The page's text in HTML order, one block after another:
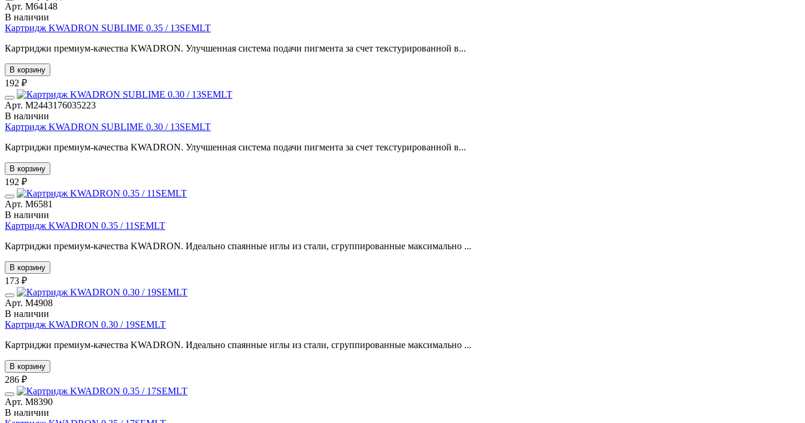
Арт. М64148
В наличии
Картридж KWADRON SUBLIME 0.35 / 13SEMLT
Картриджи премиум-качества KWADRON. Улучшенная система подачи пигмента за счет текстурированной в...
В корзину
192 ₽
Арт. М2443176035223
В наличии
Картридж KWADRON SUBLIME 0.30 / 13SEMLT
Картриджи премиум-качества KWADRON. Улучшенная система подачи пигмента за счет текстурированной в...
В корзину
192 ₽
Арт. М6581
В наличии
Картридж KWADRON 0.35 / 11SEMLT
Картриджи премиум-качества KWADRON. Идеально спаянные иглы из стали, сгруппированные максимально ...
В корзину
173 ₽
Арт. М4908
В наличии
Картридж KWADRON 0.30 / 19SEMLT
Картриджи премиум-качества KWADRON. Идеально спаянные иглы из стали, сгруппированные максимально ...
В корзину
286 ₽
Арт. М8390
В наличии